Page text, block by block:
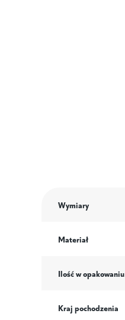
Wymiary
Materiał
Ilość w opakowaniu
Kraj pochodzenia